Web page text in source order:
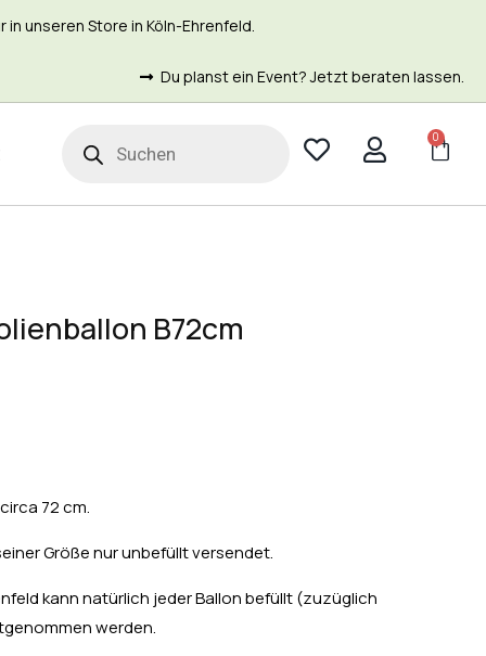
unseren Store in Köln-Ehrenfeld.
Du planst ein Event? Jetzt beraten lassen.
0
B72cm
72 cm.
Größe nur unbefüllt versendet.
kann natürlich jeder Ballon befüllt (zuzüglich
werden.